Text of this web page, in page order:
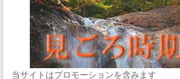
当サイトはプロモーションを含みます